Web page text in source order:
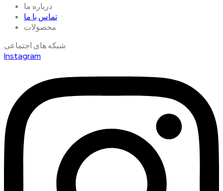
درباره ما
تماس با ما
محصولات
شبکه های اجتماعی
Instagram